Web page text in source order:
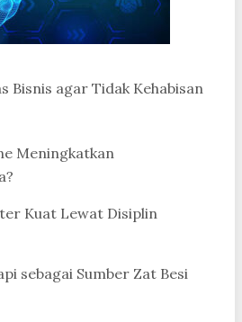
Bisnis agar Tidak Kehabisan
Meningkatkan
Kuat Lewat Disiplin
sebagai Sumber Zat Besi